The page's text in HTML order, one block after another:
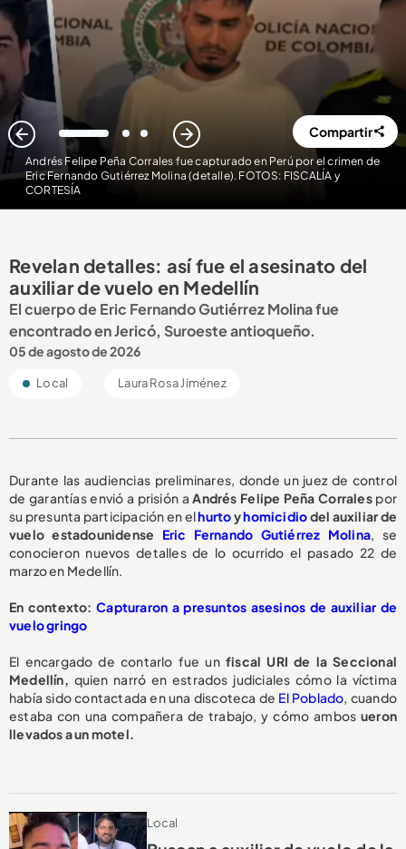
Andrés Felipe Peña Corrales fue capturado en Perú por el crimen de
Eric Fernando Gutiérrez Molina (detalle). FOTOS: FISCALÍA y
CORTESÍA
1 2 3 Compartir
Revelan detalles: así fue el asesinato del
auxiliar de vuelo en Medellín
El cuerpo de Eric Fernando Gutiérrez Molina fue
encontrado en Jericó, Suroeste antioqueño.
05 de agosto de 2026
Local Laura Rosa Jiménez
Durante las audiencias preliminares, donde un juez de control
de garantías envió a prisión aAndrés Felipe Peña Corralespor
su presunta participación en elhurtoyhomicidiodel auxiliar de
vuelo estadounidense Eric Fernando Gutiérrez Molina, se
conocieron nuevos detalles de lo ocurrido el pasado 22 de
marzo en Medellín.
En contexto: Capturaron a presuntos asesinos de auxiliar de
vuelo gringo
El encargado de contarlo fue unfiscal URI de la Seccional
Medellín, quien narró en estrados judiciales cómo la víctima
había sido contactada en una discoteca de El Poblado, cuando
estaba con una compañera de trabajo, y cómo ambos ueron
llevados a un motel.
Local